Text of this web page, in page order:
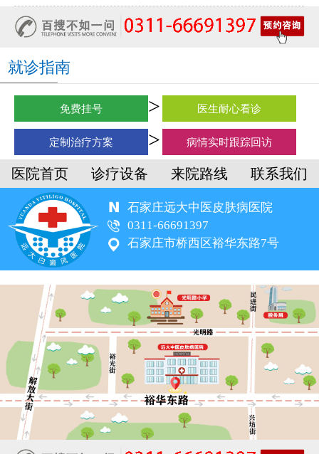
就诊指南
免费挂号 医生耐心看诊
定制治疗方案 病情实时跟踪回访
医院首页 诊疗设备 来院路线 联系我们
石家庄远大中医皮肤病医院
0311-66691397
石家庄市桥西区裕华东路7号